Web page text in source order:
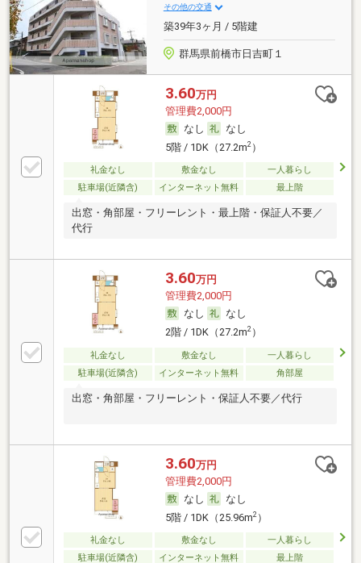
その他の交通
築39年3ヶ月 / 5階建
群馬県前橋市日吉町１
3.60万円
管理費2,000円
なし
なし
5階 / 1DK（27.2m2）
礼金なし 敷金なし
一人暮らし
駐車場(近隣含)
インターネット無料 最上階
出窓・角部屋・フリーレント・最上階・保証人不要／
代行
3.60万円
管理費2,000円
なし
なし
2階 / 1DK（27.2m2）
礼金なし 敷金なし
一人暮らし
駐車場(近隣含)
インターネット無料 角部屋
出窓・角部屋・フリーレント・保証人不要／代行
3.60万円
管理費2,000円
なし
なし
5階 / 1DK（25.96m2）
礼金なし 敷金なし
一人暮らし
駐車場(近隣含)
インターネット無料 最上階